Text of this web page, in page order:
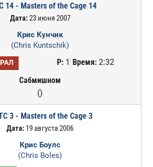
14 - Masters of the Cage 14
Дата:23 июня 2007
Крис Кунчик
(Chris Kuntschik)
Р:1 Время:2:32
Сабмишном
()
3 - Masters of the Cage 3
Дата: 19 августа 2006
Крис Боулс
(Chris Boles)